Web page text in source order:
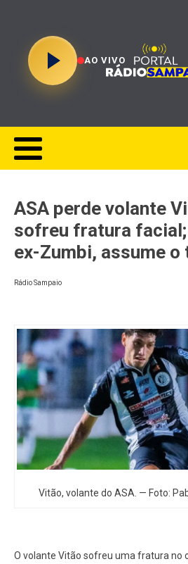
AO VIVO
ASA perde volante
sofreu fratura
ex-Zumbi, assume o
Rádio Sampaio
Vitão, volante do ASA. — Foto:
O volante Vitão sofreu uma fratura no